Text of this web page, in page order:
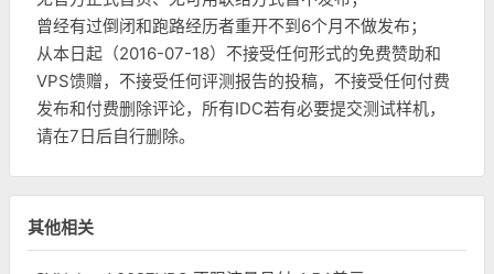
曾经有过倒闭和跑路经历者重开不到6个月不做发布；
从本日起（2016-07-18）不接受任何形式的免费赞助和
VPS馈赠，不接受任何评测报告的投稿，不接受任何付费
发布和付费删除评论，所有IDC若有必要提交测试样机，
请在7日后自行删除。
其他相关